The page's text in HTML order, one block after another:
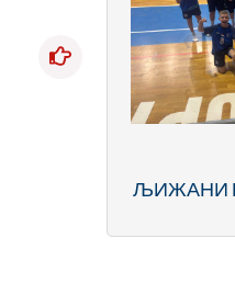
ЉИЖАНИ